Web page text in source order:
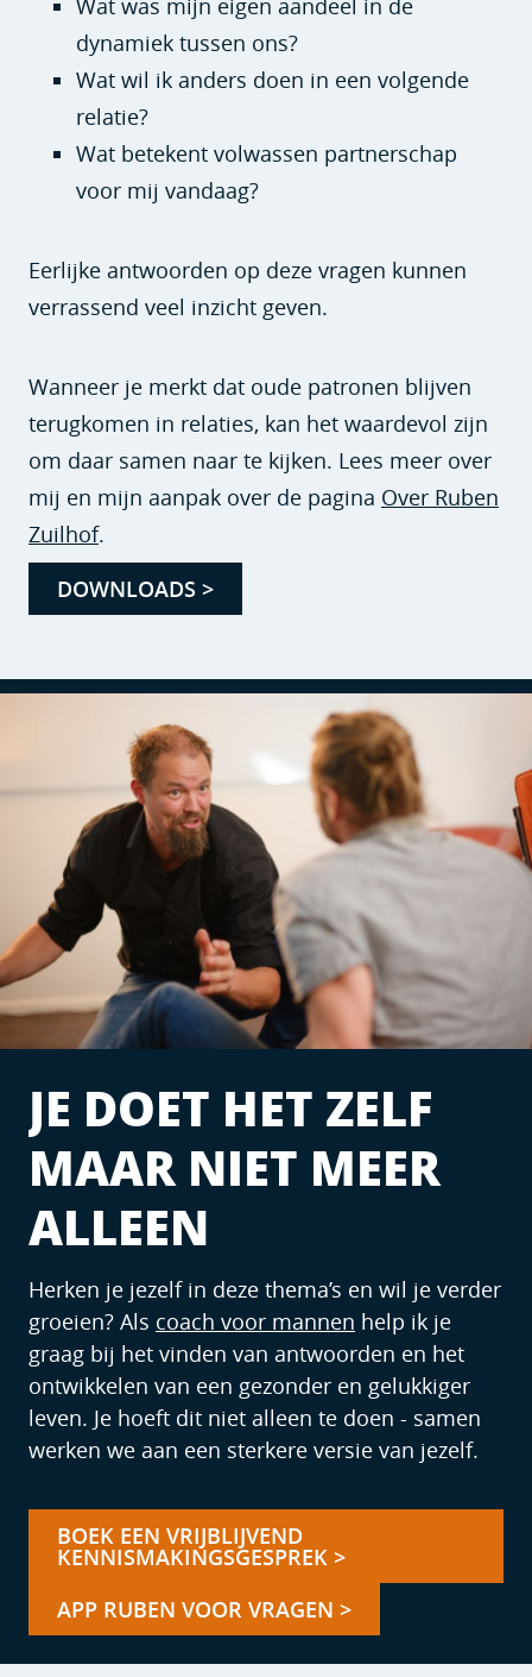
Wat was mijn eigen aandeel in de
dynamiek tussen ons?
Wat wil ik anders doen in een volgende
relatie?
Wat betekent volwassen partnerschap
voor mij vandaag?
Eerlijke antwoorden op deze vragen kunnen
verrassend veel inzicht geven.
Wanneer je merkt dat oude patronen blijven
terugkomen in relaties, kan het waardevol zijn
om daar samen naar te kijken. Lees meer over
mij en mijn aanpak over de pagina Over Ruben
Zuilhof.
DOWNLOADS >
JE DOET HET ZELF
MAAR NIET MEER
ALLEEN
Herken je jezelf in deze thema’s en wil je verder
groeien? Als coach voor mannen help ik je
graag bij het vinden van antwoorden en het
ontwikkelen van een gezonder en gelukkiger
leven. Je hoeft dit niet alleen te doen - samen
werken we aan een sterkere versie van jezelf.
BOEK EEN VRIJBLIJVEND
KENNISMAKINGSGESPREK >
APP RUBEN VOOR VRAGEN >